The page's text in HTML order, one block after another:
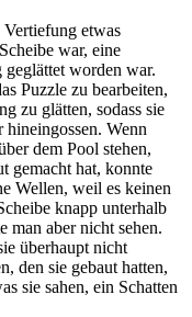
Vertiefung etwas
war, eine
worden war.
Puzzle zu bearbeiten,
zu glätten, sodass sie
Wenn
dem Pool stehen,
gemacht hat, konnte
Wellen, weil es keinen
knapp unterhalb
man aber nicht sehen.
überhaupt nicht
den sie gebaut hatten,
sie sahen, ein Schatten